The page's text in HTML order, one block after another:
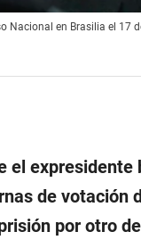
Nacional en Brasilia el 17
el expresidente
de votación
por otro